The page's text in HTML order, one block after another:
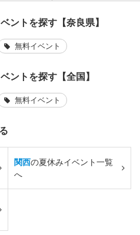
ントを探す【奈良県】
無料イベント
ントを探す【全国】
無料イベント
関西の夏休みイベント一覧
へ